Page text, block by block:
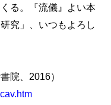
る。『流儀』よい本
究」、いつもよろし
院、2016）